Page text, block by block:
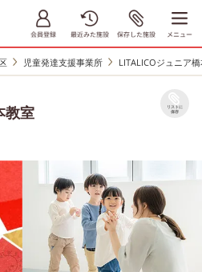
児童発達支援事業所 LITALICOジュニア
教室 リストに
保存